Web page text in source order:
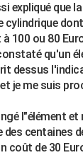
expliqué que
100 ou 80
qu'un
dessus
je me suis
l"élément
centaines
coût de 30